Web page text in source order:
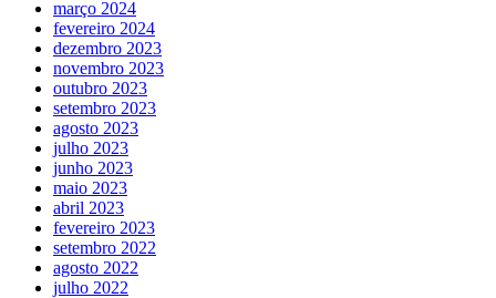
março 2024
fevereiro 2024
dezembro 2023
novembro 2023
outubro 2023
setembro 2023
agosto 2023
julho 2023
junho 2023
maio 2023
abril 2023
fevereiro 2023
setembro 2022
agosto 2022
julho 2022